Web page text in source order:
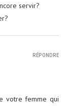
servir?
votre femme qui
RÉPONDRE